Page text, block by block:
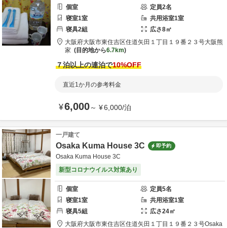
個室 定員2名
寝室1室 共用浴室1室
寝具2組 広さ8㎡
大阪府大阪市東住吉区住道矢田１丁目１９番２３号大阪熊
家
目的地から6.7km
７泊以上の連泊で10%OFF
直近1か月の参考料金
¥6,000～ ¥6,000/泊
一戸建て
Osaka Kuma House 3C 即予約
Osaka Kuma House 3C
新型コロナウイルス対策あり
個室 定員5名
寝室1室 共用浴室1室
寝具5組 広さ24㎡
大阪府大阪市東住吉区住道矢田１丁目１９番２３号Osaka